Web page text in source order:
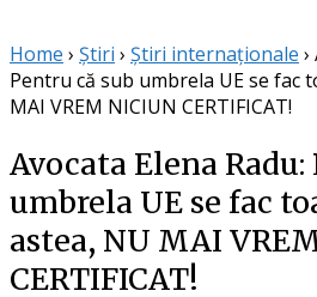
Home › Știri › Știri internaționale ›
Pentru că sub umbrela UE se fac
MAI VREM NICIUN CERTIFICAT!
Avocata Elena
umbrela UE se fac
astea, NU MAI
CERTIFICAT!